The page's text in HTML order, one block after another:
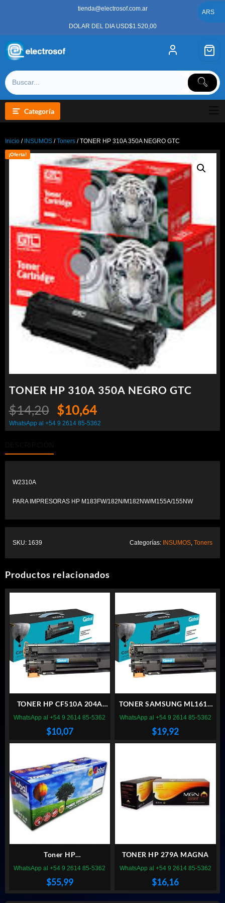
tienda@electrosof.com.ar
DOLAR DEL DIA USD$1.520,00
Categoría
Inicio / INSUMOS /Toners / TONER HP 310A 350A NEGRO GTC
¡Oferta!
TONER HP 310A 350A NEGRO GTC
$14,20 El
precio
$10,64El
precio
WhatsApp al +54 9 2614 85-5362
W2310A
PARA IMPRESORAS HP M183FW/182N/M182NW/M155A/155NW
SKU: 1639 Categorías: INSUMOS Toners
Productos relacionados
TONER HP CF510A 204A
GLOBAL
$10,07
WhatsApp al +54 9 2614 85-5362
TONER SAMSUNG ML1610
GLOBAL
$19,92
WhatsApp al +54 9 2614 85-5362
Toner HP
CB543/CE323/CF213A
$55,99
WhatsApp al +54 9 2614 85-5362
TONER HP 279A MAGNA
$16,16
WhatsApp al +54 9 2614 85-5362
ARS